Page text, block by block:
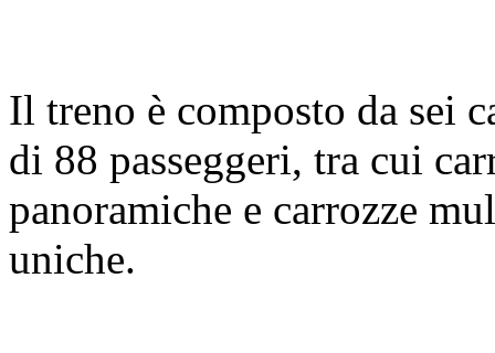
Il treno è composto da sei
di 88 passeggeri, tra cui
panoramiche e carrozze
uniche.